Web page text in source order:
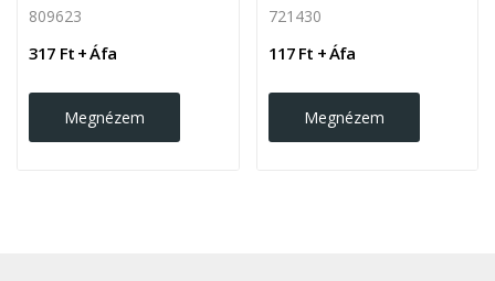
809623
317 Ft + Áfa
Megnézem
721430
117 Ft + Áfa
Megnézem